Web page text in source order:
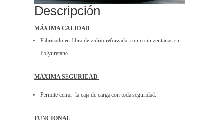
Descripción
MÁXIMA CALIDAD
Fabricado en fibra de vidrio reforzada, con o sin ventanas en
Polyuretano.
MÁXIMA SEGURIDAD
Permite cerrar la caja de carga con toda seguridad.
FUNCIONAL